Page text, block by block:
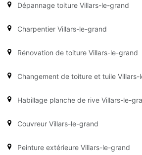
Dépannage toiture Villars-le-grand
Charpentier Villars-le-grand
Rénovation de toiture Villars-le-grand
Changement de toiture et tuile Villars-
Habillage planche de rive Villars-le-
Couvreur Villars-le-grand
Peinture extérieure Villars-le-grand